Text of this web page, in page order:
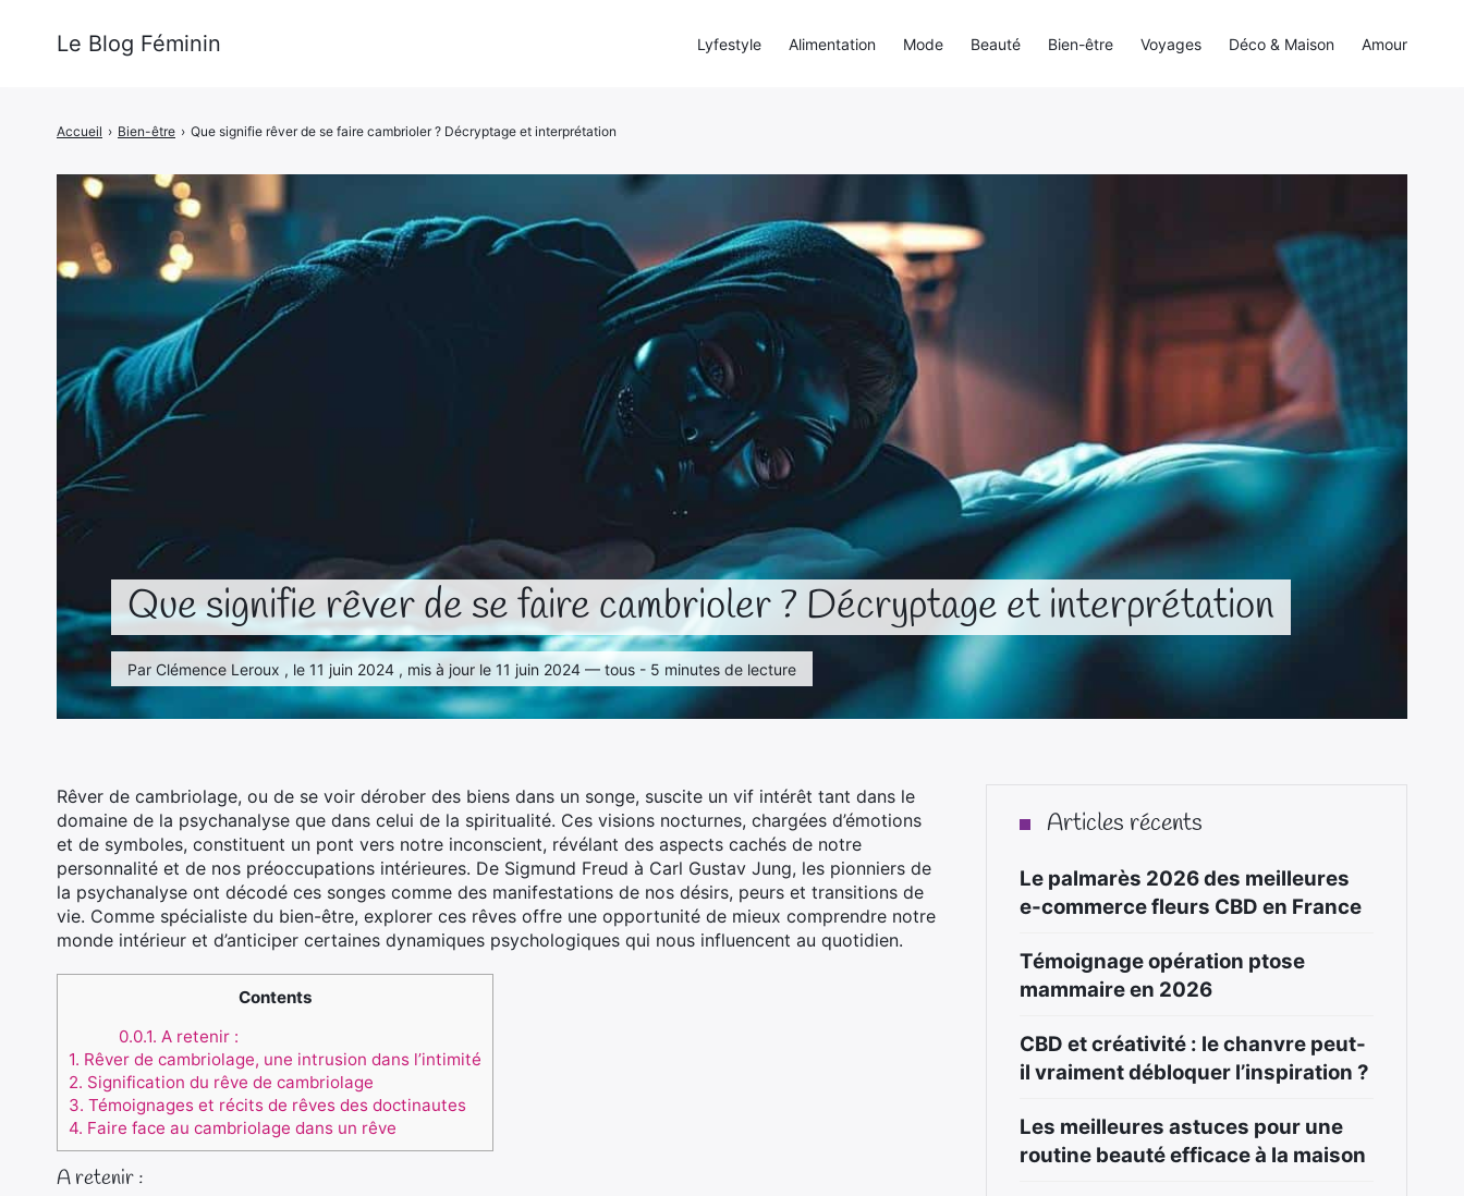
Que signifie rêver de se faire cambrioler ? Décryptage et interprétation
Par Clémence Leroux , le 11 juin 2024 , mis à jour le 11 juin 2024 — tous - 5 minutes de lecture
Accueil › Bien-être › Que signifie rêver de se faire cambrioler ? Décryptage et interprétation
Rêver de cambriolage, ou de se voir dérober des biens dans un songe, suscite un vif intérêt tant dans le
domaine de la psychanalyse que dans celui de la spiritualité. Ces visions nocturnes, chargées d’émotions
et de symboles, constituent un pont vers notre inconscient, révélant des aspects cachés de notre
personnalité et de nos préoccupations intérieures. De Sigmund Freud à Carl Gustav Jung, les pionniers de
la psychanalyse ont décodé ces songes comme des manifestations de nos désirs, peurs et transitions de
vie. Comme spécialiste du bien-être, explorer ces rêves offre une opportunité de mieux comprendre notre
monde intérieur et d’anticiper certaines dynamiques psychologiques qui nous influencent au quotidien.
Contents
0.0.1. A retenir :
1. Rêver de cambriolage, une intrusion dans l’intimité
2. Signification du rêve de cambriolage
3. Témoignages et récits de rêves des doctinautes
4. Faire face au cambriolage dans un rêve
A retenir :
Articles récents
Le palmarès 2026 des meilleures
e-commerce fleurs CBD en France
Témoignage opération ptose
mammaire en 2026
CBD et créativité : le chanvre peut-
il vraiment débloquer l’inspiration ?
Les meilleures astuces pour une
routine beauté efficace à la maison
Le Blog Féminin Lyfestyle Alimentation Mode Beauté Bien-être Voyages Déco & Maison Amour